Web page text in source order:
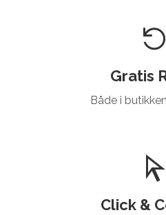
Gratis
Både i
Click &